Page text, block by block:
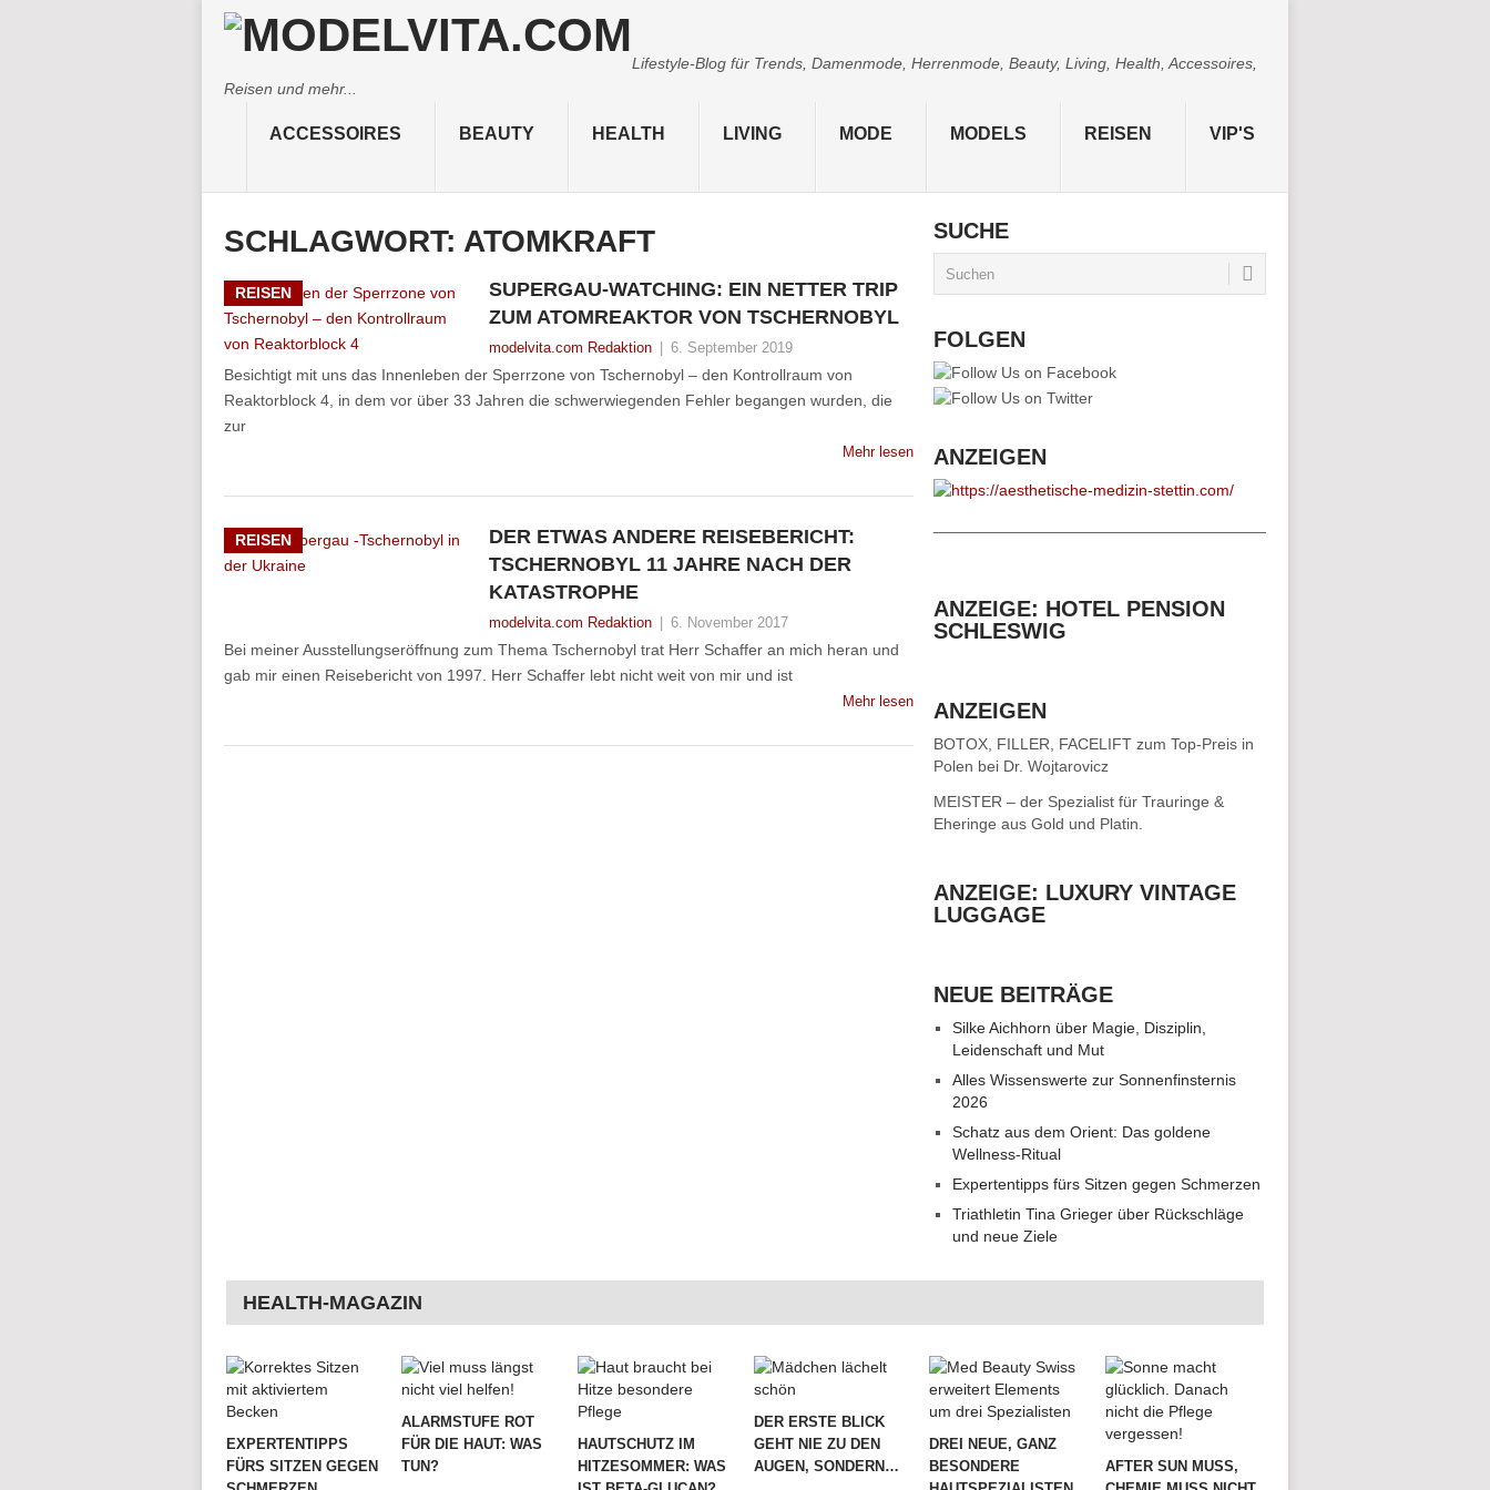
Lifestyle-Blog für Trends, Damenmode, Herrenmode, Beauty, Living, Health, Accessoires,
Reisen und mehr...
ACCESSOIRES BEAUTY HEALTH LIVING MODE MODELS REISEN VIP'S
SCHLAGWORT: ATOMKRAFT
REISEN
SUPERGAU-WATCHING: EIN NETTER TRIP
ZUM ATOMREAKTOR VON TSCHERNOBYL
modelvita.com Redaktion 6. September 2019
Besichtigt mit uns das Innenleben der Sperrzone von Tschernobyl – den Kontrollraum von
Reaktorblock 4, in dem vor über 33 Jahren die schwerwiegenden Fehler begangen wurden, die
zur
Mehr lesen
REISEN
DER ETWAS ANDERE REISEBERICHT:
TSCHERNOBYL 11 JAHRE NACH DER
KATASTROPHE
modelvita.com Redaktion 6. November 2017
Bei meiner Ausstellungseröffnung zum Thema Tschernobyl trat Herr Schaffer an mich heran und
gab mir einen Reisebericht von 1997. Herr Schaffer lebt nicht weit von mir und ist
Mehr lesen
SUCHE
FOLGEN
ANZEIGEN
ANZEIGE: HOTEL PENSION
SCHLESWIG
ANZEIGEN
BOTOX, FILLER, FACELIFT zum Top-Preis in
Polen bei Dr. Wojtarovicz
MEISTER – der Spezialist für Trauringe &
Eheringe aus Gold und Platin.
ANZEIGE: LUXURY VINTAGE
LUGGAGE
NEUE BEITRÄGE
Silke Aichhorn über Magie, Disziplin,
Leidenschaft und Mut
Alles Wissenswerte zur Sonnenfinsternis
2026
Schatz aus dem Orient: Das goldene
Wellness-Ritual
Expertentipps fürs Sitzen gegen Schmerzen
Triathletin Tina Grieger über Rückschläge
und neue Ziele
HEALTH-MAGAZIN
EXPERTENTIPPS
FÜRS SITZEN GEGEN
ALARMSTUFE ROT
FÜR DIE HAUT: WAS
TUN?
HAUTSCHUTZ IM
HITZESOMMER: WAS
DER ERSTE BLICK
GEHT NIE ZU DEN
AUGEN, SONDERN…
DREI NEUE, GANZ
BESONDERE
AFTER SUN MUSS,